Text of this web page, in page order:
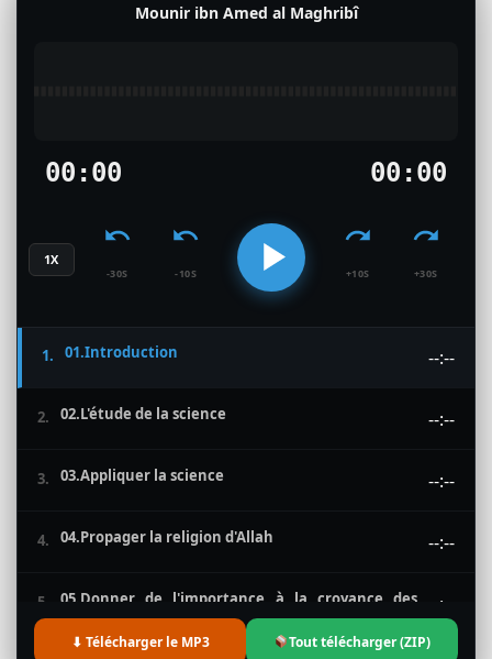
Mounir ibn Amed al Maghribî
00:00 00:00
1X
-30S -10S +10S +30S
1. 01.Introduction --:--
2. 02.L'étude de la science --:--
3. 03.Appliquer la science --:--
4. 04.Propager la religion d'Allah --:--
5.
05.Donner de l'importance à la croyance des
Salafs
--:--
⬇ Télécharger le MP3 Tout télécharger (ZIP)